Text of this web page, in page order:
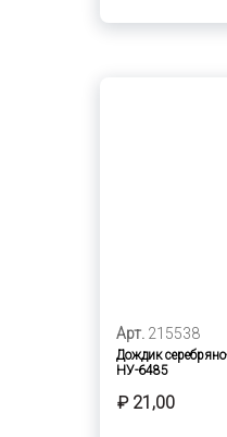
Арт. 215538
Дождик
НУ-6485
₽ 21,00